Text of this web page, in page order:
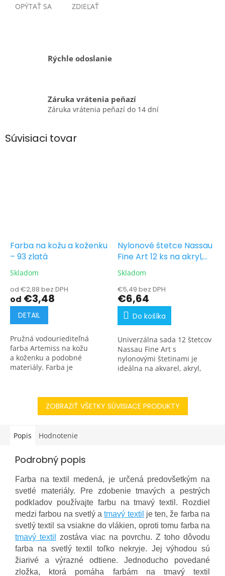
OPÝTAŤ SA ZDIEĽAŤ
Rýchle odoslanie
Záruka vrátenia peňazí
Záruka vrátenia peňazí do 14 dní
Súvisiaci tovar
Farba na kožu a koženku
– 93 zlatá
Skladom
od €2,88 bez DPH
od €3,48
DETAIL
Pružná vodouriediteľná
farba Artemiss na kožu
a koženku a podobné
materiály. Farba je
Pokiaľ potrebujeme farbu...
Nylonové štetce Nassau
Fine Art 12 ks na akryl,
akvarel a olej
Skladom
€5,49 bez DPH
€6,64
Do košíka
Univerzálna sada 12 štetcov
Nassau Fine Art s
nylonovými štetinami je
ideálna na akvarel, akryl,
štetce na detailné aj široké...
ZOBRAZIŤ VŠETKY SÚVISIACE PRODUKTY
Popis Hodnotenie
Podrobný popis
Farba na textil medená, je určená predovšetkým na
svetlé materiály. Pre zdobenie tmavých a pestrých
podkladov používajte farbu na tmavý textil. Rozdiel
medzi farbou na svetlý atmavý textil je ten, že farba na
svetlý textil sa vsiakne do vlákien, oproti tomu farba na
tmavý textil
zostáva viac na povrchu. Z toho dôvodu
farba na svetlý textil toľko nekryje. Jej výhodou sú
žiarivé a výrazné odtiene. Jednoducho povedané
zložka, ktorá pomáha farbám na tmavý textil